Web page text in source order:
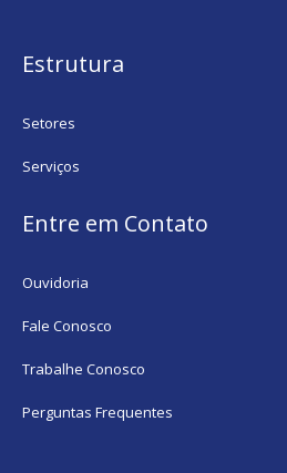
Estrutura
Setores
Serviços
Entre em Contato
Ouvidoria
Fale Conosco
Trabalhe Conosco
Perguntas Frequentes